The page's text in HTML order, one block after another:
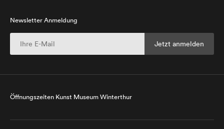
Newsletter Anmeldung
Öffnungszeiten Kunst Museum Winterthur